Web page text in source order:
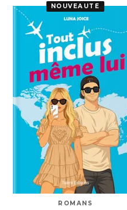
NOUVEAUTÉ
ROMANS